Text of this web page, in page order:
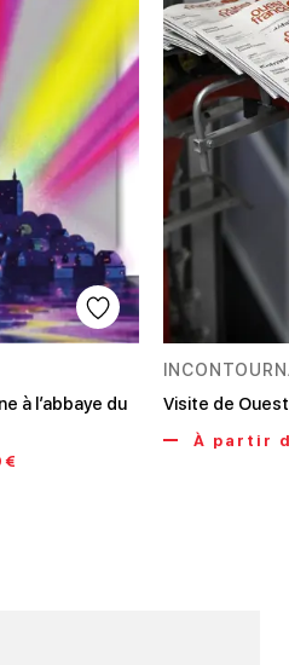
à l’abbaye du
Visite de
À partir